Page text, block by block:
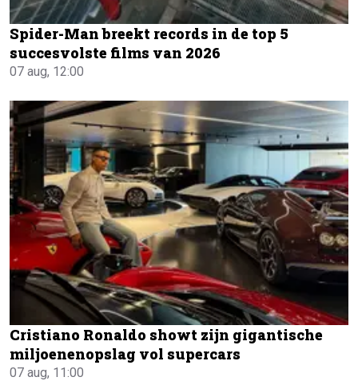
Spider-Man breekt records in de top 5
succesvolste films van 2026
07 aug, 12:00
Cristiano Ronaldo showt zijn gigantische
miljoenenopslag vol supercars
07 aug, 11:00